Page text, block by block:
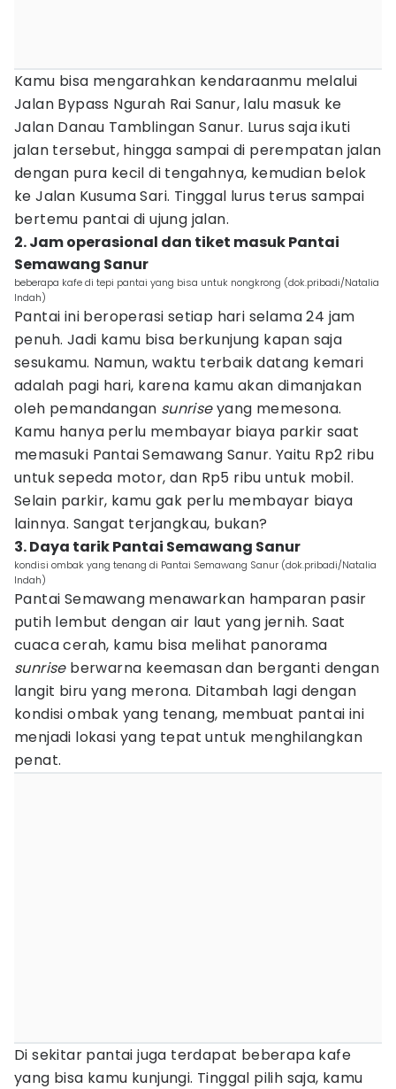
Kamu bisa mengarahkan kendaraanmu melalui
Jalan Bypass Ngurah Rai Sanur, lalu masuk ke
Jalan Danau Tamblingan Sanur. Lurus saja ikuti
jalan tersebut, hingga sampai di perempatan jalan
dengan pura kecil di tengahnya, kemudian belok
ke Jalan Kusuma Sari. Tinggal lurus terus sampai
bertemu pantai di ujung jalan.
2. Jam operasional dan tiket masuk Pantai
Semawang Sanur
beberapa kafe di tepi pantai yang bisa untuk nongkrong (dok.pribadi/Natalia
Indah)
Pantai ini beroperasi setiap hari selama 24 jam
penuh. Jadi kamu bisa berkunjung kapan saja
sesukamu. Namun, waktu terbaik datang kemari
adalah pagi hari, karena kamu akan dimanjakan
oleh pemandangan sunriseyang memesona.
Kamu hanya perlu membayar biaya parkir saat
memasuki Pantai Semawang Sanur. Yaitu Rp2 ribu
untuk sepeda motor, dan Rp5 ribu untuk mobil.
Selain parkir, kamu gak perlu membayar biaya
lainnya. Sangat terjangkau, bukan?
3. Daya tarik Pantai Semawang Sanur
kondisi ombak yang tenang di Pantai Semawang Sanur (dok.pribadi/Natalia
Indah)
Pantai Semawang menawarkan hamparan pasir
putih lembut dengan air laut yang jernih. Saat
cuaca cerah, kamu bisa melihat panorama
sunriseberwarna keemasan dan berganti dengan
langit biru yang merona. Ditambah lagi dengan
kondisi ombak yang tenang, membuat pantai ini
menjadi lokasi yang tepat untuk menghilangkan
penat.
Di sekitar pantai juga terdapat beberapa kafe
yang bisa kamu kunjungi. Tinggal pilih saja, kamu